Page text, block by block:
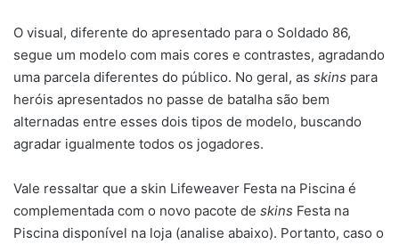
O visual, diferente do apresentado para o Soldado 86,
segue um modelo com mais cores e contrastes, agradando
uma parcela diferentes do público. No geral, as skins para
heróis apresentados no passe de batalha são bem
alternadas entre esses dois tipos de modelo, buscando
agradar igualmente todos os jogadores.
Vale ressaltar que a skin Lifeweaver Festa na Piscina é
complementada com o novo pacote de skins Festa na
Piscina disponível na loja (analise abaixo). Portanto, caso o